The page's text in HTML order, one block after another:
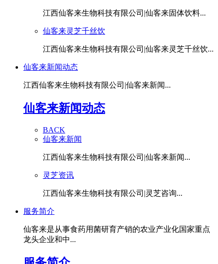
江西仙客来生物科技有限公司|仙客来固体饮料...
仙客来灵芝千丝饮
江西仙客来生物科技有限公司|仙客来灵芝千丝饮...
仙客来新闻动态
江西仙客来生物科技有限公司|仙客来新闻...
仙客来新闻动态
BACK
仙客来新闻
江西仙客来生物科技有限公司|仙客来新闻...
灵芝资讯
江西仙客来生物科技有限公司|灵芝咨询...
服务简介
仙客来是从事食药用菌研育产销的农业产业化国家重点
龙头企业和中...